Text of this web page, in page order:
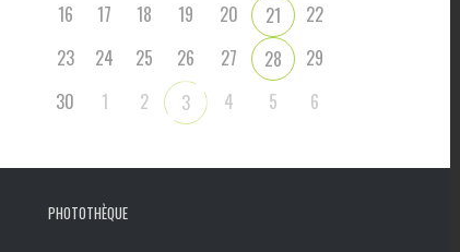
16
17 18 19 20 21
22
23
24 25 26 27 28
29
30
1 2 3 4 5 6
PHOTOTHÈQUE